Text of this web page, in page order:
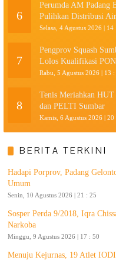
6
Perumda AM Padang
Pulihkan Distribusi
Selasa, 4 Agustus 2026 | 14
7
Pengprov Squash
Lolos Kualifikasi PON
Rabu, 5 Agustus 2026 | 13 :
8
Tenis Meriahkan
dan PELTI Sumbar
Kamis, 6 Agustus 2026 | 20
BERITA TERKINI
Hadapi Porprov, Padang
Umum
Senin, 10 Agustus 2026 | 21 : 25
Sosper Perda 9/2018, Iqra
Narkoba
Minggu, 9 Agustus 2026 | 17 : 50
Menuju Kejurnas, 19 Atlet